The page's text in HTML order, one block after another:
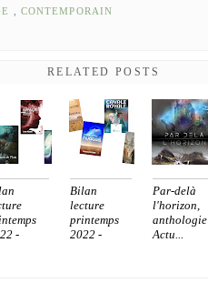
CONTEMPORAIN
RELATED POSTS
-
Bilan
lecture
printemps
2022 -
Par-delà
l'horizon,
anthologie
Actu...